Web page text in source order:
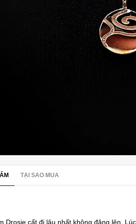
TẠI SAO MUA
Drosie cất đi lâu nhất không đăng lên.